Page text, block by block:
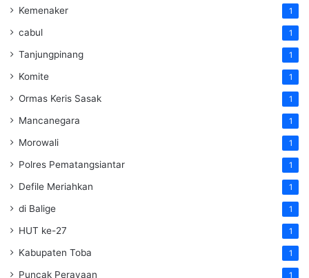
Kemenaker 1
cabul 1
Tanjungpinang 1
Komite 1
Ormas Keris Sasak 1
Mancanegara 1
Morowali 1
Polres Pematangsiantar 1
Defile Meriahkan 1
di Balige 1
HUT ke-27 1
Kabupaten Toba 1
Puncak Perayaan 1